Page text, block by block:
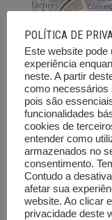
PorDiretorio
POLÍTICA DE
Este website
experiência
neste. A partir
como necessários
pois são
funcionalidades
cookies de
entender como
armazenados no
consentimento.
Contudo a
afetar sua
website. Ao clicar
privacidade deste